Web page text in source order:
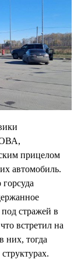
прицелом
автомобиль.
стражей в
встретил на
них, тогда